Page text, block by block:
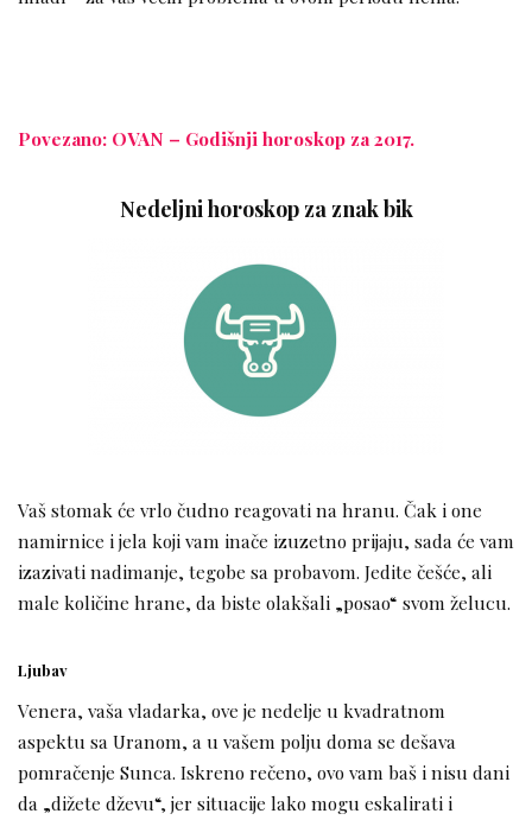
Povezano: OVAN – Godišnji horoskop za 2017.
Nedeljni horoskop za znak bik
Vaš stomak će vrlo čudno reagovati na hranu. Čak i one
namirnice i jela koji vam inače izuzetno prijaju, sada će vam
izazivati nadimanje, tegobe sa probavom. Jedite češće, ali
male količine hrane, da biste olakšali „posao“ svom želucu.
Ljubav
Venera, vaša vladarka, ove je nedelje u kvadratnom
aspektu sa Uranom, a u vašem polju doma se dešava
pomračenje Sunca. Iskreno rečeno, ovo vam baš i nisu dani
da „dižete dževu“, jer situacije lako mogu eskalirati i